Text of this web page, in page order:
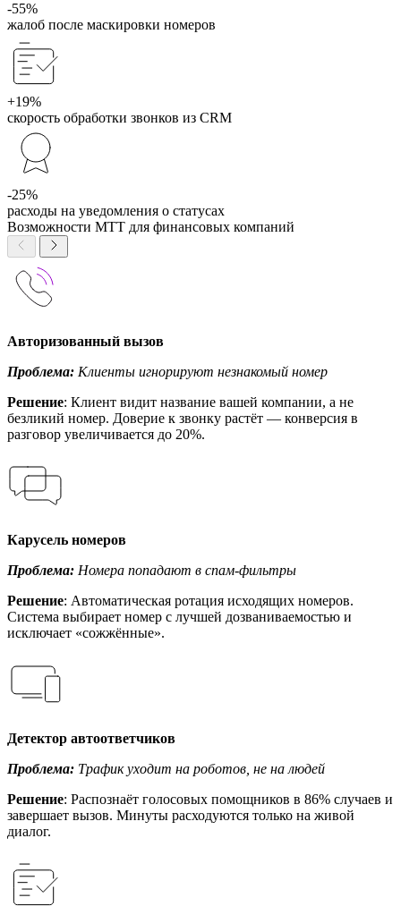
-55%
жалоб после маскировки номеров
+19%
скорость обработки звонков из CRM
-25%
расходы на уведомления о статусах
Возможности МТТ для финансовых компаний
Авторизованный вызов
Проблема: Клиенты игнорируют незнакомый номер
Решение: Клиент видит название вашей компании, а не
безликий номер. Доверие к звонку растёт — конверсия в
разговор увеличивается до 20%.
Карусель номеров
Проблема: Номера попадают в спам-фильтры
Решение: Автоматическая ротация исходящих номеров.
Система выбирает номер с лучшей дозваниваемостью и
исключает «сожжённые».
Детектор автоответчиков
Проблема: Трафик уходит на роботов, не на людей
Решение: Распознаёт голосовых помощников в 86% случаев и
завершает вызов. Минуты расходуются только на живой
диалог.